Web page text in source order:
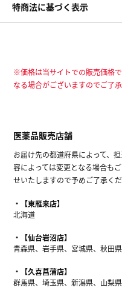
特商法に基づく表示
※価格は当サイトでの販売価格
なる場合がございますのでご了承
医薬品販売店舗
お届け先の都道府県によって、
容によっては変更となる場合も
せいたしますので予めご了承くだ
【東雁来店】
北海道
【仙台岩沼店】
青森県、岩手県、宮城県、秋田
【久喜菖蒲店】
群馬県、埼玉県、新潟県、山梨